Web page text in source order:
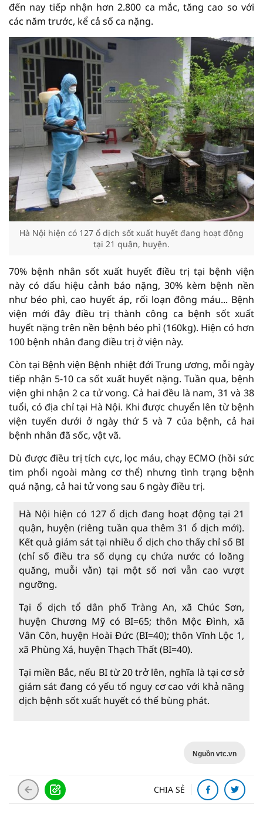
đến nay tiếp nhận hơn 2.800 ca mắc, tăng cao so với
các năm trước, kể cả số ca nặng.
Hà Nội hiện có 127 ổ dịch sốt xuất huyết đang hoạt động
tại 21 quận, huyện.
70% bệnh nhân sốt xuất huyết điều trị tại bệnh viện
này có dấu hiệu cảnh báo nặng, 30% kèm bệnh nền
như béo phì, cao huyết áp, rối loạn đông máu... Bệnh
viện mới đây điều trị thành công ca bệnh sốt xuất
huyết nặng trên nền bệnh béo phì (160kg). Hiện có hơn
100 bệnh nhân đang điều trị ở viện này.
Còn tại Bệnh viện Bệnh nhiệt đới Trung ương, mỗi ngày
tiếp nhận 5-10 ca sốt xuất huyết nặng. Tuần qua, bệnh
viện ghi nhận 2 ca tử vong. Cả hai đều là nam, 31 và 38
tuổi, có địa chỉ tại Hà Nội. Khi được chuyển lên từ bệnh
viện tuyến dưới ở ngày thứ 5 và 7 của bệnh, cả hai
bệnh nhân đã sốc, vật vã.
Dù được điều trị tích cực, lọc máu, chạy ECMO (hồi sức
tim phổi ngoài màng cơ thể) nhưng tình trạng bệnh
quá nặng, cả hai tử vong sau 6 ngày điều trị.
Hà Nội hiện có 127 ổ dịch đang hoạt động tại 21
quận, huyện (riêng tuần qua thêm 31 ổ dịch mới).
Kết quả giám sát tại nhiều ổ dịch cho thấy chỉ số BI
(chỉ số điều tra số dụng cụ chứa nước có loăng
quăng, muỗi vằn) tại một số nơi vẫn cao vượt
ngưỡng.
Tại ổ dịch tổ dân phố Tràng An, xã Chúc Sơn,
huyện Chương Mỹ có BI=65; thôn Mộc Đình, xã
Vân Côn, huyện Hoài Đức (BI=40); thôn Vĩnh Lộc 1,
xã Phùng Xá, huyện Thạch Thất (BI=40).
Tại miền Bắc, nếu BI từ 20 trở lên, nghĩa là tại cơ sở
giám sát đang có yếu tố nguy cơ cao với khả năng
dịch bệnh sốt xuất huyết có thể bùng phát.
Nguồn vtc.vn
CHIA SẺ